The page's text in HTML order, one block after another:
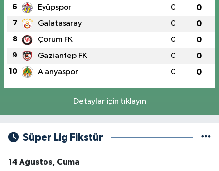
6 Eyüpspor 0 0
7 Galatasaray 0 0
8 Çorum FK 0 0
9 Gaziantep FK 0 0
10 Alanyaspor 0 0
Detaylar için tıklayın
Süper Lig Fikstür
14 Ağustos, Cuma